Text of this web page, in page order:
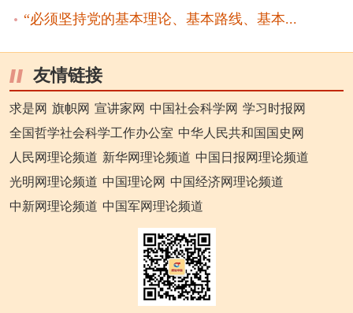
“必须坚持党的基本理论、基本路线、基本...
友情链接
求是网 旗帜网 宣讲家网 中国社会科学网 学习时报网
全国哲学社会科学工作办公室 中华人民共和国国史网
人民网理论频道 新华网理论频道 中国日报网理论频道
光明网理论频道 中国理论网 中国经济网理论频道
中新网理论频道 中国军网理论频道